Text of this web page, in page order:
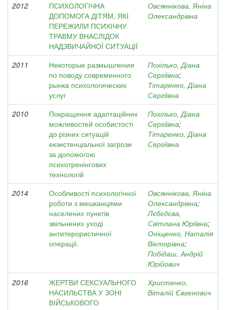
2012
ПСИХОЛОГІЧНА
ДОПОМОГА ДІТЯМ, ЯКІ
ПЕРЕЖИЛИ ПСИХІЧНУ
ТРАВМУ ВНАСЛІДОК
НАДЗВИЧАЙНОЇ СИТУАЦІЇ
Овсяннікова, Яніна
Олександрівна
2011
Некоторые размышления
по поводу современного
рынка психологических
услуг
Похілько, Діана
Сергіївна;
Тітаренко, Діана
Сергіївна
2010
Покращення адаптаційних
можливостей особистості
до різних ситуацій
екзистенціальної загрози
за допомогою
психотренінгових
технологій
Похілько, Діана
Сергіївна;
Тітаренко, Діана
Сергіївна
2014
Особливості психологічної
роботи з мешканцями
населених пунктів
звільнених уході
антитерористичної
операції.
Овсяннікова, Яніна
Олександрівна;
Лєбєдєва,
Світлана Юріївна;
Оніщенко, Наталія
Вікторівна;
Побідаш, Андрій
Юрійович
2016
ЖЕРТВИ СЕКСУАЛЬНОГО
НАСИЛЬСТВА У ЗОНІ
ВІЙСЬКОВОГО
Христенко,
Віталій Євгенович